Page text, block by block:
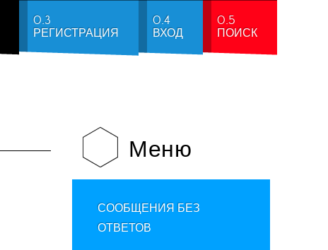
0.3
РЕГИСТРАЦИЯ
0.4
ВХОД
0.5
ПОИСК
Меню
СООБЩЕНИЯ БЕЗ
ОТВЕТОВ